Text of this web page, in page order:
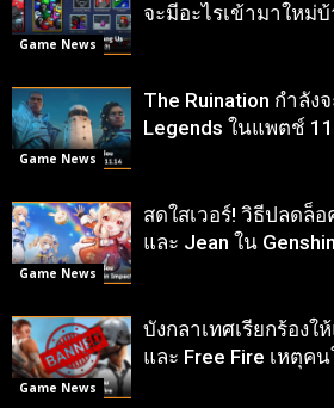
Game News
จะมีอะไรเข้ามาใหม่บ้
Game News
The Ruination กำลัง
Legends ในแพตช์
Game News
สดใสเวอร์! วิธีปลดล็
และ Jean ใน
Game News
บังกลาเทศเรียกร้องใ
และ Free Fire เหตุค